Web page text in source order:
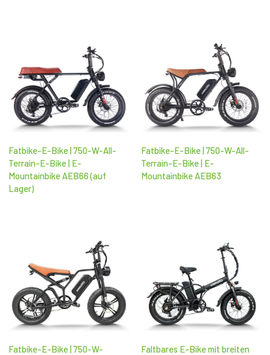
Fatbike-E-Bike | 750-W-All-
Terrain-E-Bike | E-
Mountainbike AEB66 (auf
Lager)
Fatbike-E-Bike | 750-W-All-
Terrain-E-Bike | E-
Mountainbike AEB63
Fatbike-E-Bike | 750-W-
Faltbares E-Bike mit breiten